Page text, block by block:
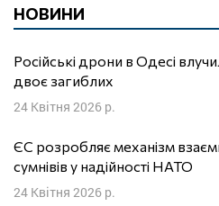
НОВИНИ
Російські дрони в Одесі
двоє загиблих
24 Квітня 2026 р.
ЄС розробляє механізм
сумнівів у надійності НАТО
24 Квітня 2026 р.